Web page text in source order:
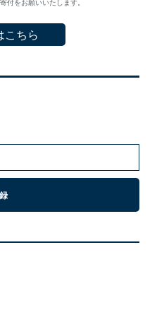
付をお願いいたします。
こちら